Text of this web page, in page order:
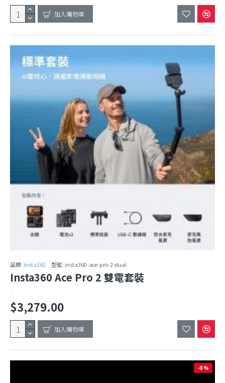
加入購物車
品牌: Insta360 型號: insta360-ace-pro-2-dual
Insta360 Ace Pro 2 雙電套裝
..
$3,279.00
加入購物車
-8 %